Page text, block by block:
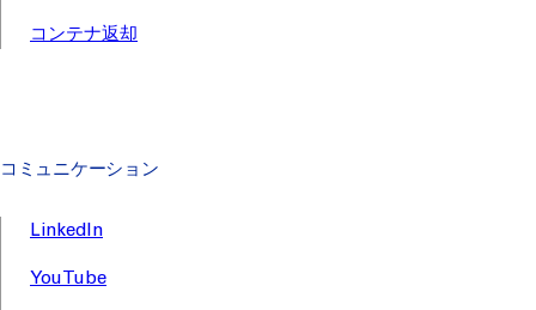
コンテナ返却
コミュニケーション
LinkedIn
YouTube